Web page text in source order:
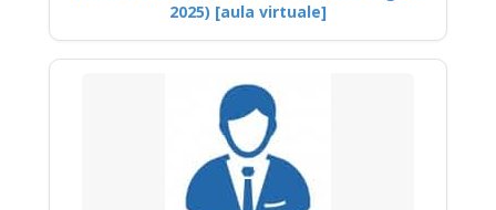
2025) [aula virtuale]